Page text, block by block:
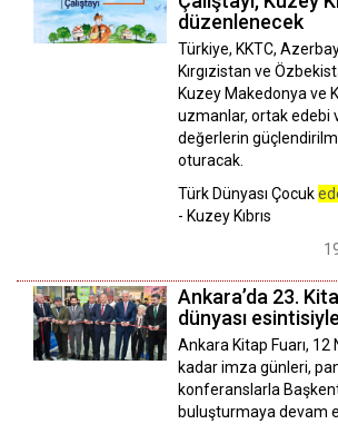
düzenlenecek
Türkiye, KKTC,
Kırgızistan ve
Kuzey Makedonya ve
uzmanlar, ortak edebi
değerlerin
oturacak.
Türk Dünyası Çocuk
- Kuzey Kıbrıs
Ankara’da 23.
dünyası esintisiyle
Ankara Kitap Fuarı, 12
kadar imza günleri,
konferanslarla
buluşturmaya devam